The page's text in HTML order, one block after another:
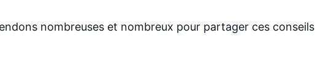
nombreuses et nombreux pour partager ces conseils